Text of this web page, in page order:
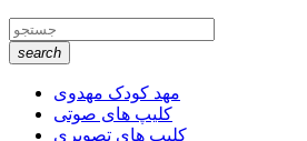
search
مهد کودک مهدوی
کلیپ های صوتی
کلیپ های تصویری